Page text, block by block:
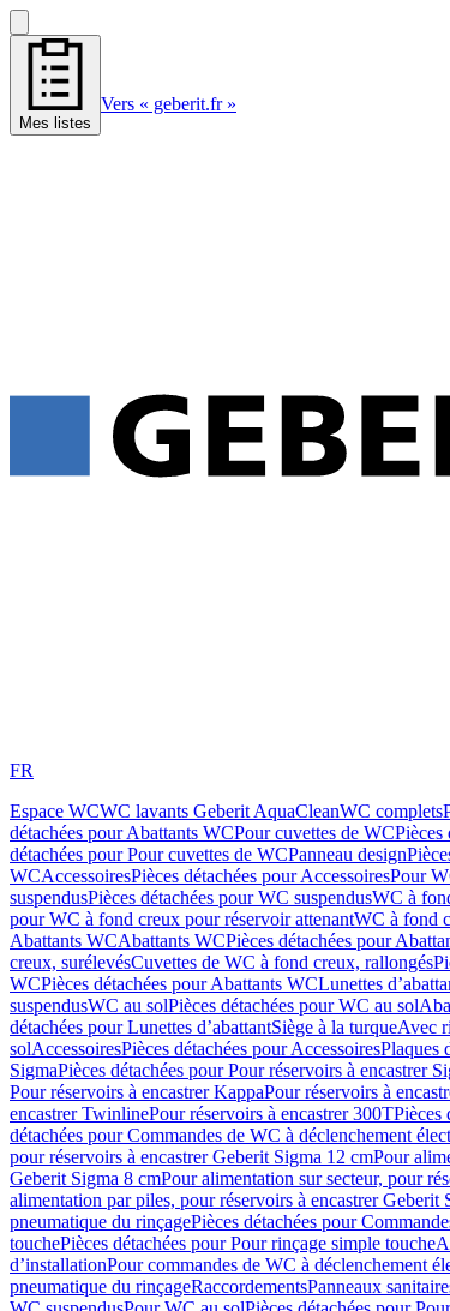
Mes listes
Vers « geberit.fr »
FR
Espace WCWC lavants Geberit AquaCleanWC complets
détachées pour Abattants WCPour cuvettes de WCPièces
détachées pour Pour cuvettes de WCPanneau design
WCAccessoiresPièces détachées pour AccessoiresPour
suspendusPièces détachées pour WC suspendusWC à
pour WC à fond creux pour réservoir attenantWC à fond
Abattants WCAbattants WCPièces détachées pour
creux, surélevésCuvettes de WC à fond creux, rallongés
WCPièces détachées pour Abattants WCLunettes
suspendusWC au solPièces détachées pour WC au sol
détachées pour Lunettes d’abattantSiège à la turqueAvec
solAccessoiresPièces détachées pour AccessoiresPlaques
SigmaPièces détachées pour Pour réservoirs à encastrer
Pour réservoirs à encastrer KappaPour réservoirs à
encastrer TwinlinePour réservoirs à encastrer 300TPièces
détachées pour Commandes de WC à déclenchement
pour réservoirs à encastrer Geberit Sigma 12 cmPour
Geberit Sigma 8 cmPour alimentation sur secteur, pour
alimentation par piles, pour réservoirs à encastrer Geberit
pneumatique du rinçagePièces détachées pour
touchePièces détachées pour Pour rinçage simple touche
d’installationPour commandes de WC à déclenchement
pneumatique du rinçageRaccordementsPanneaux